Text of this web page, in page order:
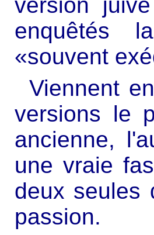
enquêtés
«souvent
Viennent
versions le
ancienne,
une vraie
deux seules
passion.